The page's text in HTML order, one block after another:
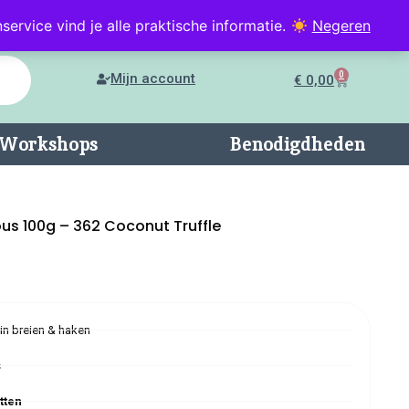
vind je alle praktische informatie. Negeren
Mijn account € 0,00 0
Benodigdheden
100g – 362 Coconut Truffle
breien & haken